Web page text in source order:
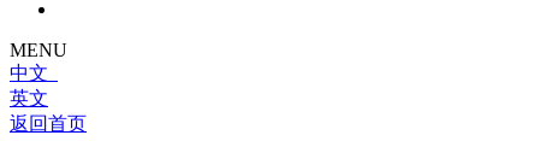
MENU
中文
英文
返回首页